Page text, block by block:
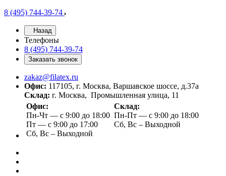
8 (495) 744-39-74
Назад
Телефоны
8 (495) 744-39-74
Заказать звонок
zakaz@filatex.ru
Офис: 117105, г. Москва, Варшавское шоссе, д.37а
Склад: г. Москва, Промышленная улица, 11
Офис:
Пн-Чт — с 9:00 до 18:00
Пт — с 9:00 до 17:00
Сб, Вс – Выходной
Склад:
Пн-Пт — с 9:00 до 18:00
Сб, Вс – Выходной